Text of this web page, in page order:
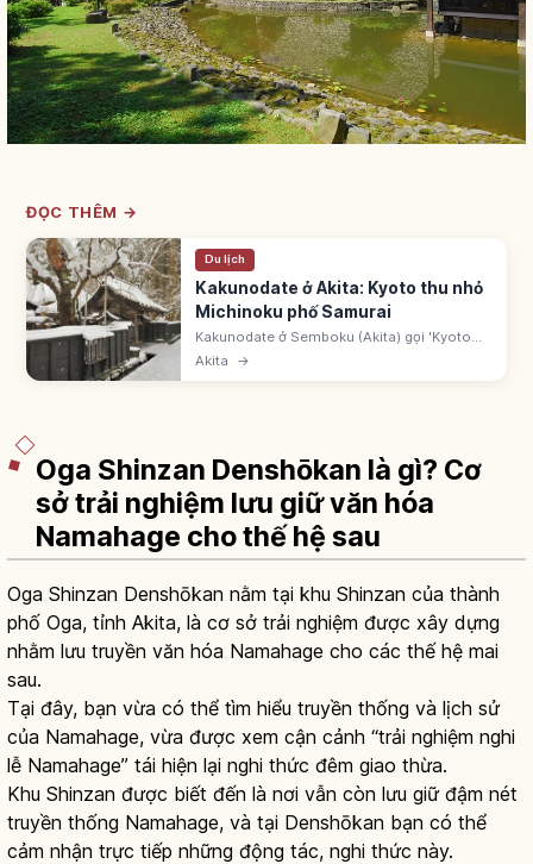
ĐỌC THÊM →
Du lịch
Kakunodate ở Akita: Kyoto thu nhỏ
Michinoku phố Samurai
Kakunodate ở Semboku (Akita) gọi 'Kyoto
thu nhỏ Michinoku'. Phố biệt thự samurai -
Akita →
Oga Shinzan Denshōkan là gì? Cơ
sở trải nghiệm lưu giữ văn hóa
Namahage cho thế hệ sau
Oga Shinzan Denshōkan nằm tại khu Shinzan của thành
phố Oga, tỉnh Akita, là cơ sở trải nghiệm được xây dựng
nhằm lưu truyền văn hóa Namahage cho các thế hệ mai
sau.
Tại đây, bạn vừa có thể tìm hiểu truyền thống và lịch sử
của Namahage, vừa được xem cận cảnh “trải nghiệm nghi
lễ Namahage” tái hiện lại nghi thức đêm giao thừa.
Khu Shinzan được biết đến là nơi vẫn còn lưu giữ đậm nét
truyền thống Namahage, và tại Denshōkan bạn có thể
cảm nhận trực tiếp những động tác, nghi thức này.